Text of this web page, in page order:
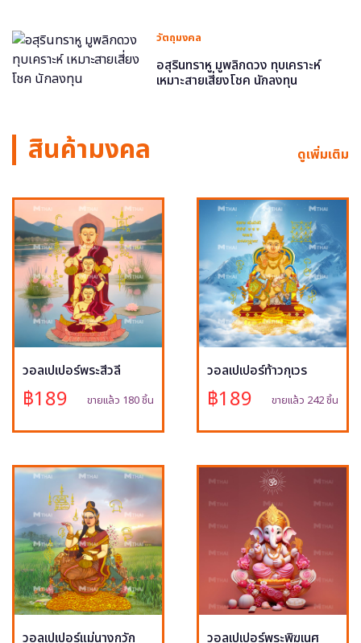
วัตถุมงคล
อสุรินทราหู มูพลิกดวง ทุบเคราะห์
เหมาะสายเสี่ยงโชค นักลงทุน
สินค้ามงคล ดูเพิ่มเติม
วอลเปเปอร์พระสีวลี
฿189 ขายแล้ว 180 ชิ้น
วอลเปเปอร์ท้าวกุเวร
฿189 ขายแล้ว 242 ชิ้น
วอลเปเปอร์แม่นางกวัก วอลเปเปอร์พระพิฆเนศ